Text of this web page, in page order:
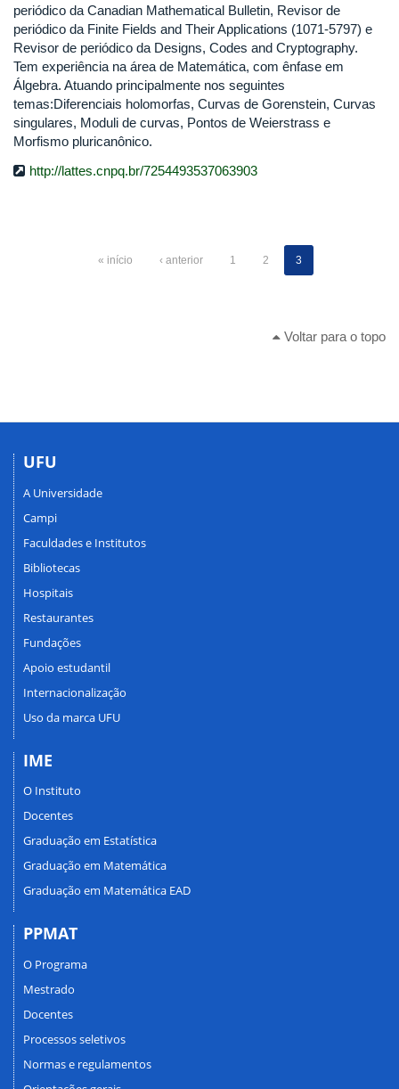
periódico da Canadian Mathematical Bulletin, Revisor de
periódico da Finite Fields and Their Applications (1071-5797) e
Revisor de periódico da Designs, Codes and Cryptography.
Tem experiência na área de Matemática, com ênfase em
Álgebra. Atuando principalmente nos seguintes
temas:Diferenciais holomorfas, Curvas de Gorenstein, Curvas
singulares, Moduli de curvas, Pontos de Weierstrass e
Morfismo pluricanônico.
http://lattes.cnpq.br/7254493537063903
« início ‹ anterior 1 2 3
Voltar para o topo
UFU
A Universidade
Campi
Faculdades e Institutos
Bibliotecas
Hospitais
Restaurantes
Fundações
Apoio estudantil
Internacionalização
Uso da marca UFU
IME
O Instituto
Docentes
Graduação em Estatística
Graduação em Matemática
Graduação em Matemática EAD
PPMAT
O Programa
Mestrado
Docentes
Processos seletivos
Normas e regulamentos